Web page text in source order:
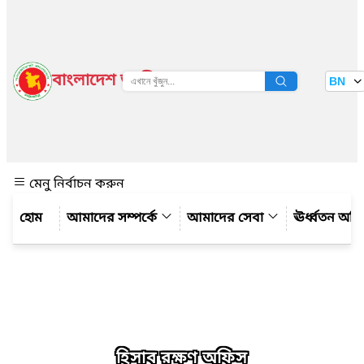
বাংলাদেশ জাতীয় তথ্য বাতায়ন BN
মেনু নির্বাচন করুন
আমাদের সম্পর্কে
আমাদের সেবা ঊর্ধ্বতন
হিসাব রক্ষণ অফিস